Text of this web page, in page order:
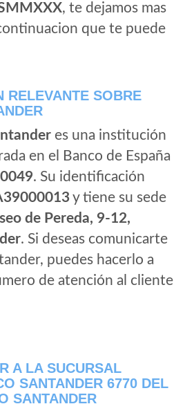
, te dejamos mas
que te puede
RELEVANTE SOBRE
es una institución
en el Banco de España
0049. Su identificación
y tiene su sede
de Pereda, 9-12,
. Si deseas comunicarte
puedes hacerlo a
de atención al cliente
A LA SUCURSAL
SANTANDER 6770 DEL
SANTANDER